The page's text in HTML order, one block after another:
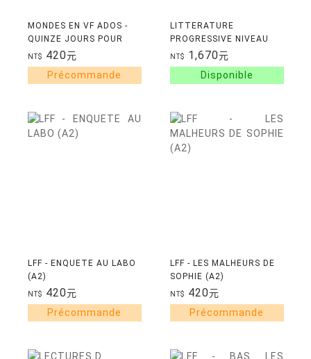
MONDES EN VF ADOS -
QUINZE JOURS POUR
REUSSIR - NIV. A2.1 -
LIVRE + AUDIOS
NT$ 420元
LITTERATURE
PROGRESSIVE NIVEAU
DEBUTANT + CD
NOUVELLE COUVERTURE
NT$ 1,670元
LFF - ENQUETE AU LABO
(A2)
NT$ 420元
LFF - LES MALHEURS DE
SOPHIE (A2)
NT$ 420元